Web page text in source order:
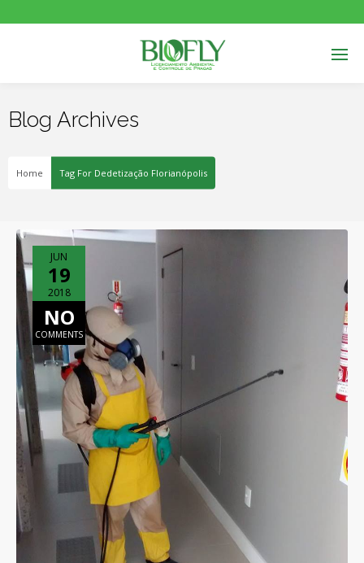
Blog Archives
Home Tag For Dedetização Florianópolis
JUN
19
2018
NO
COMMENTS